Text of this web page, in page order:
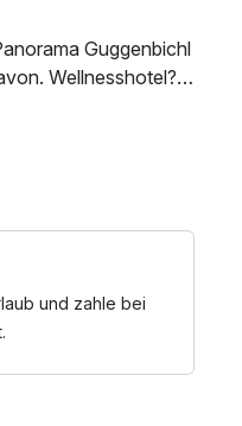
Guggenbichl
Wellnesshotel?
auf 20.000 m2 an
/
und zahle bei